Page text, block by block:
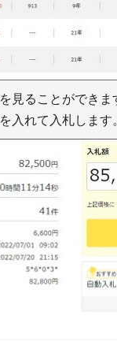
見ることができま
入れて入札します